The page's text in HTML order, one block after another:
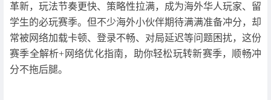
革新，玩法节奏更快、策略性拉满，成为海外华人玩家、留
学生的必玩赛季。但不少海外小伙伴期待满满准备冲分，却
常被网络加载卡顿、登录不畅、对局延迟等问题困扰，这份
赛季全解析+网络优化指南，助你轻松玩转新赛季，顺畅冲
分不拖后腿。